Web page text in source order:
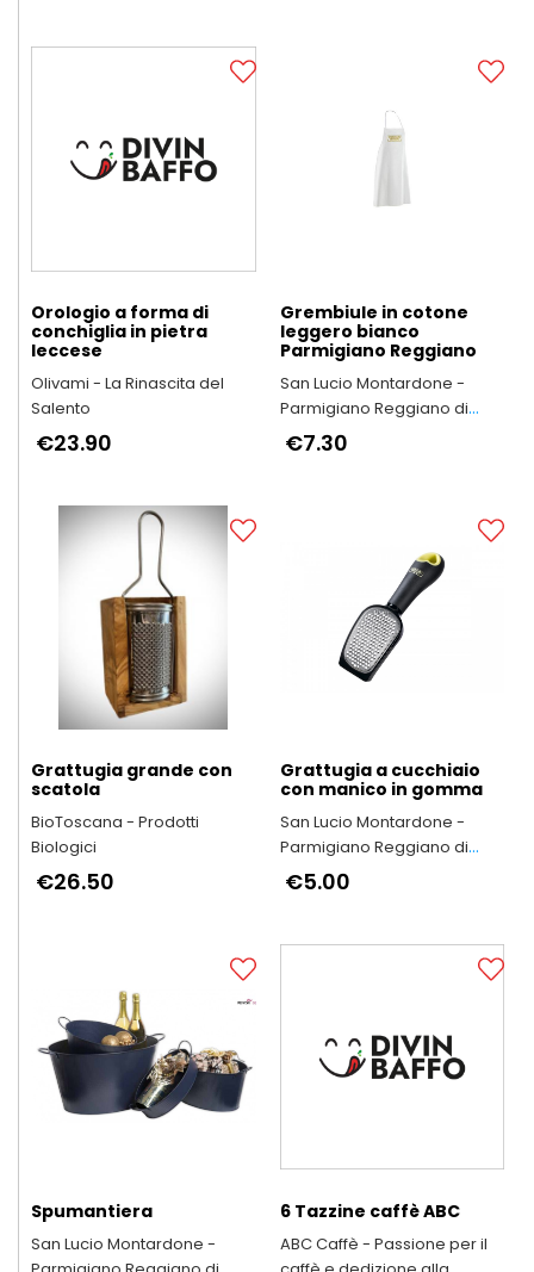
Orologio a forma di
conchiglia in pietra
leccese
Olivami - La Rinascita del
Salento
€23.90
Grembiule in cotone
leggero bianco
Parmigiano Reggiano
San Lucio Montardone -
Parmigiano Reggiano di
Montagna
€7.30
Grattugia grande con
scatola
BioToscana - Prodotti
Biologici
€26.50
Grattugia a cucchiaio
con manico in gomma
San Lucio Montardone -
Parmigiano Reggiano di
Montagna
€5.00
Spumantiera
San Lucio Montardone -
6 Tazzine caffè ABC
ABC Caffè - Passione per il